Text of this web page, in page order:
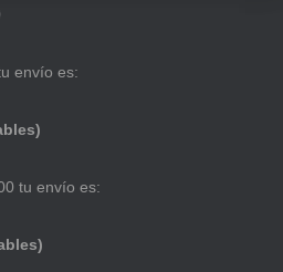
envío es:
tu envío es: